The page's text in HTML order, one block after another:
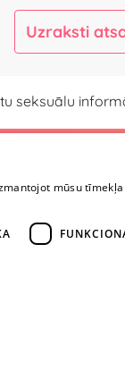
Uzraksti
seksuālu
mūsu